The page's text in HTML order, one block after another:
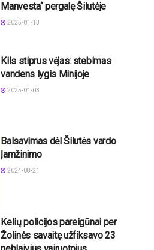
Manvesta“ pergalę Šilutėje
2025-01-13
Kils stiprus vėjas: stebimas
vandens lygis Minijoje
2025-01-03
Balsavimas dėl Šilutės vardo
įamžinimo
2024-08-21
Kelių policijos pareigūnai per
Žolinės savaitę užfiksavo 23